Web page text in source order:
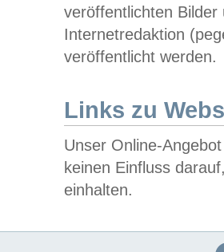
veröffentlichten
Internetredaktion
veröffentlicht werden.
Links zu
Unser Online-
keinen Einfluss
einhalten.